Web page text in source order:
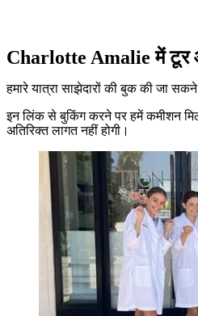
Charlotte Amalie में टूर
हमारे यात्रा साझेदारों की बुक की जा सकने
इन लिंक से बुकिंग करने पर हमें कमीशन
अतिरिक्त लागत नहीं होगी।